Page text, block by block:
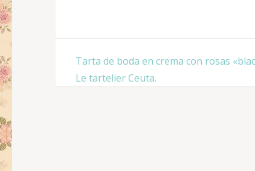
Navegación
de
Tarta de boda en crema con rosas
Le tartelier Ceuta.